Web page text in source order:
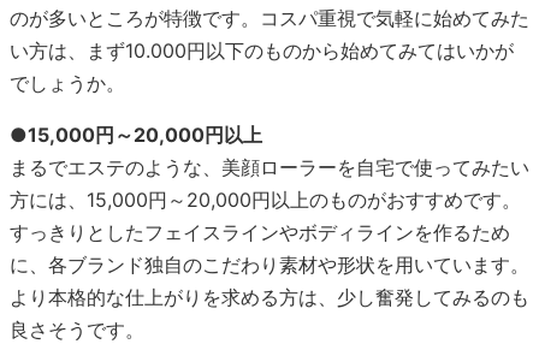
のが多いところが特徴です。コスパ重視で気軽に始めてみた
い方は、まず10.000円以下のものから始めてみてはいかが
でしょうか。
●15,000円～20,000円以上
まるでエステのような、美顔ローラーを自宅で使ってみたい
方には、15,000円～20,000円以上のものがおすすめです。
すっきりとしたフェイスラインやボディラインを作るため
に、各ブランド独自のこだわり素材や形状を用いています。
より本格的な仕上がりを求める方は、少し奮発してみるのも
良さそうです。